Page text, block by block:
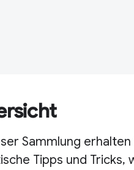
Sammlung erhalten
Tipps und Tricks,